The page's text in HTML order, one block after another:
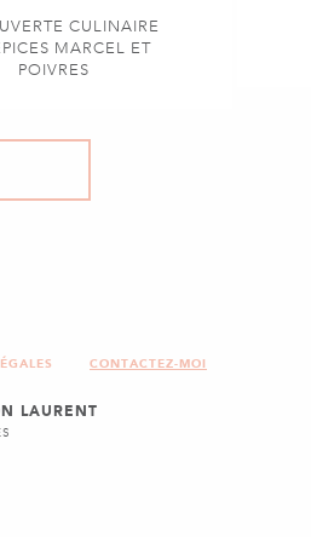
CULINAIRE
MARCEL ET
POIVRES
CONTACTEZ-MOI
LAURENT